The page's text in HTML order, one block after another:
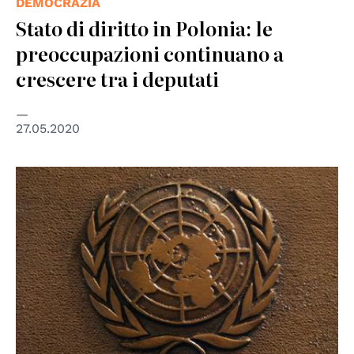
Stato di diritto in Polonia: le
preoccupazioni continuano a
crescere tra i deputati
27.05.2020
© UN Photo